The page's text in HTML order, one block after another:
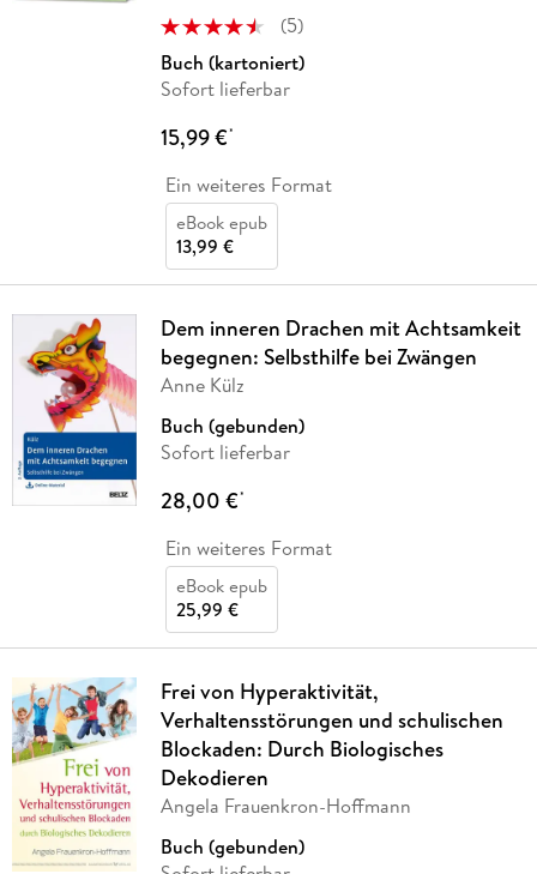
(5)
Buch (kartoniert)
Sofort lieferbar
15,99 €*
Ein weiteres Format
eBook epub
13,99 €
Dem inneren Drachen mit Achtsamkeit
begegnen: Selbsthilfe bei Zwängen
Anne Külz
Buch (gebunden)
Sofort lieferbar
28,00 €*
Ein weiteres Format
eBook epub
25,99 €
Frei von Hyperaktivität,
Verhaltensstörungen und schulischen
Blockaden: Durch Biologisches
Dekodieren
Angela Frauenkron-Hoffmann
Buch (gebunden)